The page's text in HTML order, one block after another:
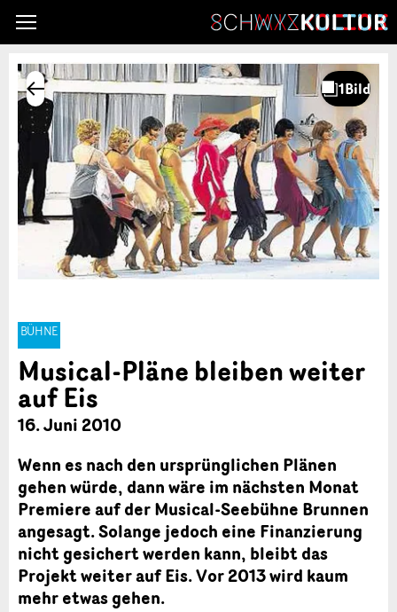
BÜHNE
Musical-Pläne bleiben weiter
auf Eis
16. Juni 2010
Wenn es nach den ursprünglichen Plänen
gehen würde, dann wäre im nächsten Monat
Premiere auf der Musical-Seebühne Brunnen
angesagt. Solange jedoch eine Finanzierung
nicht gesichert werden kann, bleibt das
Projekt weiter auf Eis. Vor 2013 wird kaum
mehr etwas gehen.